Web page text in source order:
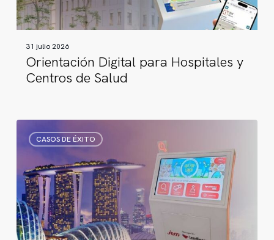
de
Salud
31 julio 2026
Orientación Digital para Hospitales y
Centros de Salud
CASOS DE ÉXITO
digital
Singapur:
cómo
se
está
redefiniendo